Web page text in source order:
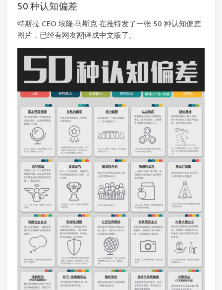
50 种认知偏差
特斯拉 CEO 埃隆·马斯克 在推特发了一张 50 种认知偏差
图片，已经有网友翻译成中文版了。